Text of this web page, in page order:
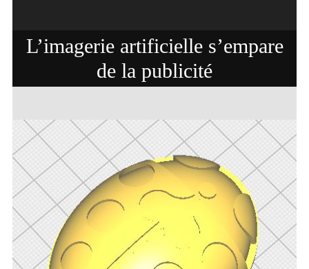
L’imagerie artificielle s’empare
de la publicité